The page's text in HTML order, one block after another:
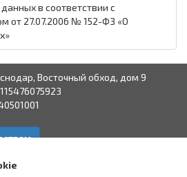
в соответствии с
от 27.07.2006 № 152-ФЗ «О
Восточный обход, дом 9